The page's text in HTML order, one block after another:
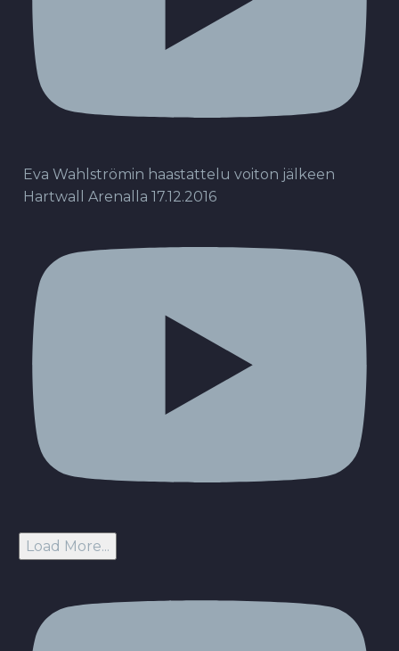
Eva Wahlströmin haastattelu voiton jälkeen
Hartwall Arenalla 17.12.2016
Load More...